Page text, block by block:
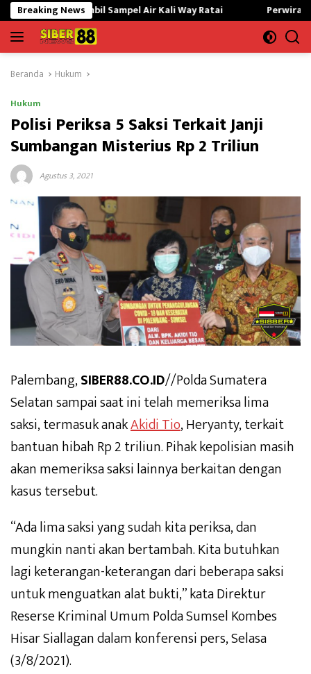
Langsung
ke
konten
Breaking News
Ambil Sampel Air Kali Way Ratai Perwira Kilang Balongan
Beranda Hukum
Hukum
Polisi Periksa 5 Saksi Terkait Janji
Sumbangan Misterius Rp 2 Triliun
Agustus 3, 2021
Palembang,SIBER88.CO.ID//Polda Sumatera
Selatan sampai saat ini telah memeriksa lima
saksi, termasuk anakAkidi Tio, Heryanty, terkait
bantuan hibah Rp 2 triliun. Pihak kepolisian masih
akan memeriksa saksi lainnya berkaitan dengan
kasus tersebut.
“Ada lima saksi yang sudah kita periksa, dan
mungkin nanti akan bertambah. Kita butuhkan
lagi keterangan-keterangan dari beberapa saksi
untuk menguatkan alat bukti,” kata Direktur
Reserse Kriminal Umum Polda Sumsel Kombes
Hisar Siallagan dalam konferensi pers, Selasa
(3/8/2021).